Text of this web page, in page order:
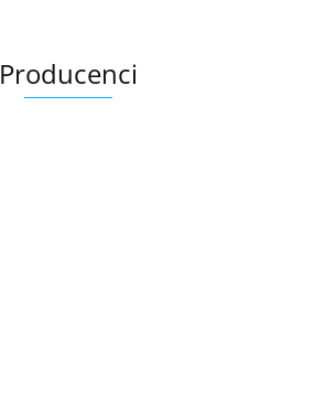
Producenci